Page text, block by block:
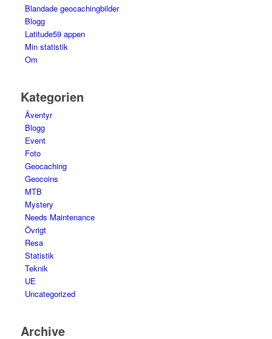
Blandade geocachingbilder
Blogg
Latitude59 appen
Min statistik
Om
Kategorien
Äventyr
Blogg
Event
Foto
Geocaching
Geocoins
MTB
Mystery
Needs Maintenance
Övrigt
Resa
Statistik
Teknik
UE
Uncategorized
Archive